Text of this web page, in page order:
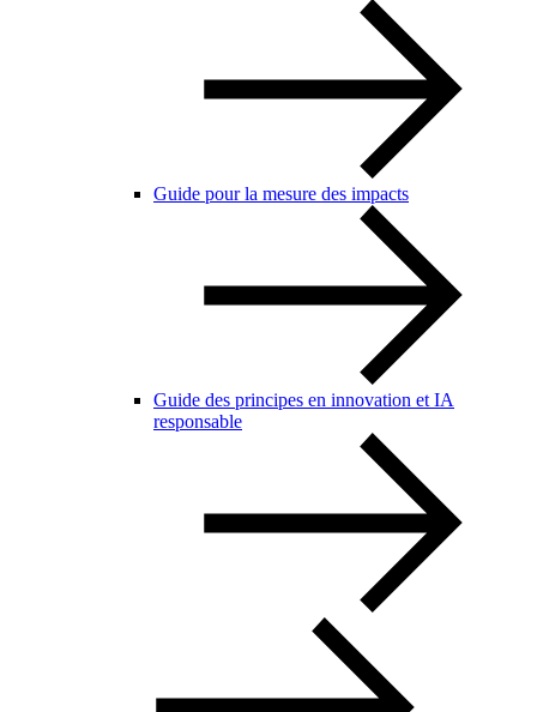
Guide pour la mesure des impacts
Guide des principes en innovation et IA
responsable